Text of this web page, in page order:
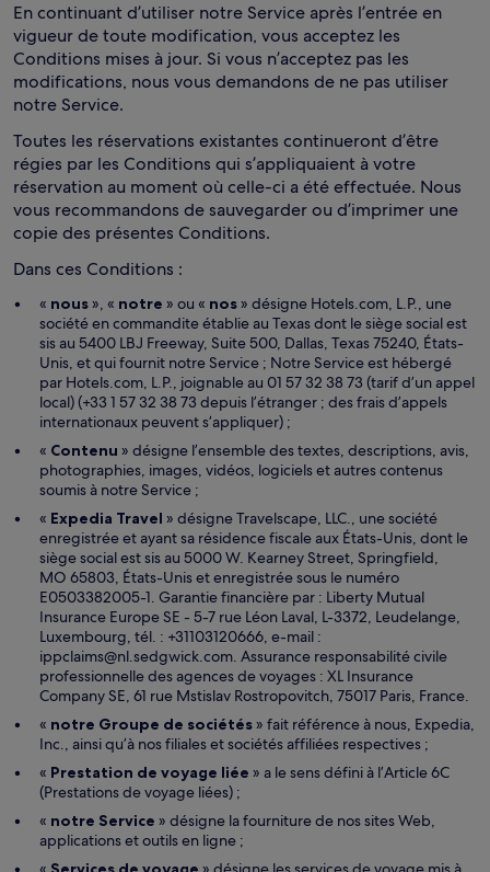
En continuant d’utiliser notre Service après l’entrée en
vigueur de toute modification, vous acceptez les
Conditions mises à jour. Si vous n’acceptez pas les
modifications, nous vous demandons de ne pas utiliser
notre Service.
Toutes les réservations existantes continueront d’être
régies par les Conditions qui s’appliquaient à votre
réservation au moment où celle-ci a été effectuée. Nous
vous recommandons de sauvegarder ou d’imprimer une
copie des présentes Conditions.
Dans ces Conditions :
« nous», « notre » ou « nos» désigne Hotels.com, L.P., une
société en commandite établie au Texas dont le siège social est
sis au 5400 LBJ Freeway, Suite 500, Dallas, Texas 75240, États-
Unis, et qui fournit notre Service ; Notre Service est hébergé
par Hotels.com, L.P., joignable au 01 57 32 38 73 (tarif d’un appel
local) (+33 1 57 32 38 73 depuis l’étranger ; des frais d’appels
internationaux peuvent s’appliquer) ;
« Contenu » désigne l’ensemble des textes, descriptions, avis,
photographies, images, vidéos, logiciels et autres contenus
soumis à notre Service ;
« Expedia Travel » désigne Travelscape, LLC., une société
enregistrée et ayant sa résidence fiscale aux États-Unis, dont le
siège social est sis au 5000 W. Kearney Street, Springfield,
MO 65803, États-Unis et enregistrée sous le numéro
E0503382005-1. Garantie financière par : Liberty Mutual
Insurance Europe SE - 5-7 rue Léon Laval, L-3372, Leudelange,
Luxembourg, tél. : +31103120666, e-mail :
ippclaims@nl.sedgwick.com. Assurance responsabilité civile
professionnelle des agences de voyages : XL Insurance
Company SE, 61 rue Mstislav Rostropovitch, 75017 Paris, France.
« notre Groupe de sociétés» fait référence à nous, Expedia,
Inc., ainsi qu’à nos filiales et sociétés affiliées respectives ;
« Prestation de voyage liée » a le sens défini à l’Article 6C
(Prestations de voyage liées) ;
« notre Service » désigne la fourniture de nos sites Web,
applications et outils en ligne ;